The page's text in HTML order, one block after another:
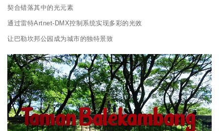
契合错落其中的光元素
通过雷特Artnet-DMX控制系统实现多彩的光效
让巴勒坎邦公园成为城市的独特景致